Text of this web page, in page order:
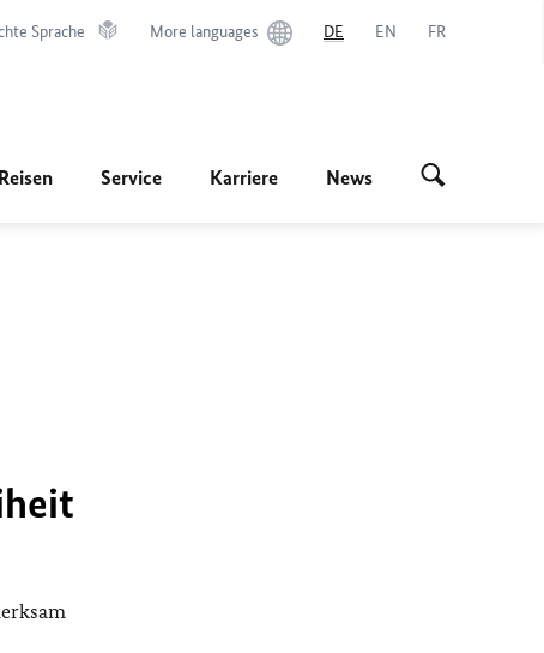
Sprache More languages DE EN FR
Service Karriere News